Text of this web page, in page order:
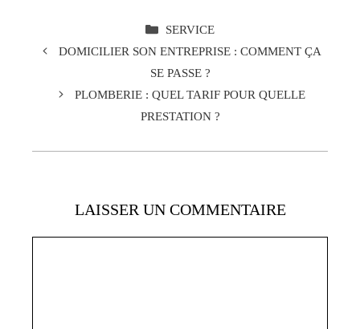
CATÉGORIES
SERVICE
DOMICILIER SON ENTREPRISE : COMMENT ÇA
SE PASSE ?
PLOMBERIE : QUEL TARIF POUR QUELLE
PRESTATION ?
LAISSER UN COMMENTAIRE